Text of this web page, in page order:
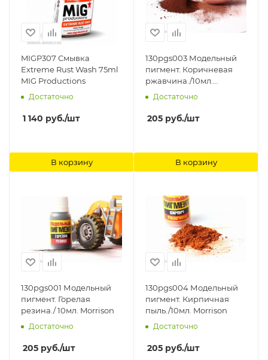
MIGP307 Смывка
Extreme Rust Wash 75ml
MIG Productions
Достаточно
1 140 руб./шт
В корзину
130pgs003 Модельный
пигмент. Коричневая
ржавчина./10мл.
Morrison
Достаточно
205 руб./шт
В корзину
130pgs001 Модельный
пигмент. Горелая
резина./ 10мл. Morrison
Достаточно
205 руб./шт
130pgs004 Модельный
пигмент. Кирпичная
пыль./10мл. Morrison
Достаточно
205 руб./шт